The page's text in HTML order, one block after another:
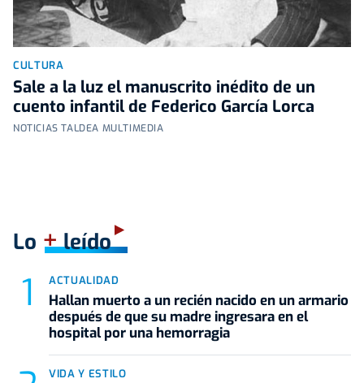
CULTURA
Sale a la luz el manuscrito inédito de un
cuento infantil de Federico García Lorca
NOTICIAS TALDEA MULTIMEDIA
Lo +leído
ACTUALIDAD
Hallan muerto a un recién nacido en un armario
después de que su madre ingresara en el
hospital por una hemorragia
VIDA Y ESTILO